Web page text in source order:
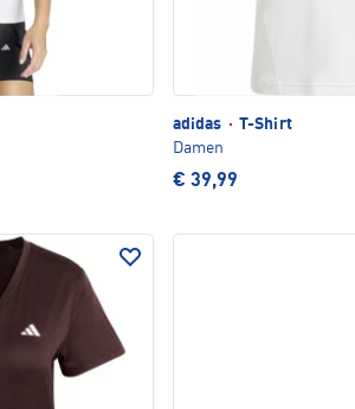
adidas · T-Shirt
Damen
€ 39,99